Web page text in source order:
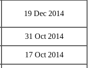
19 Dec 2014
31 Oct 2014
17 Oct 2014